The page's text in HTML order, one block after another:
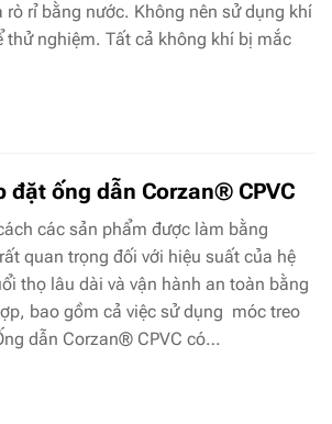
rò rỉ bằng nước. Không nên sử dụng khí
thử nghiệm. Tất cả không khí bị mắc
đặt ống dẫn Corzan® CPVC
các sản phẩm được làm bằng
quan trọng đối với hiệu suất của hệ
thọ lâu dài và vận hành an toàn bằng
bao gồm cả việc sử dụng móc treo
dẫn Corzan® CPVC có…